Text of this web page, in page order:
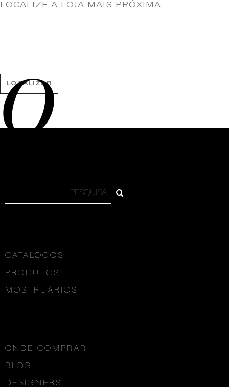
LOCALIZE A LOJA MAIS PRÓXIMA
LOCALIZAR
O
CATÁLOGOS
PRODUTOS
MOSTRUÁRIOS
ONDE COMPRAR
BLOG
DESIGNERS